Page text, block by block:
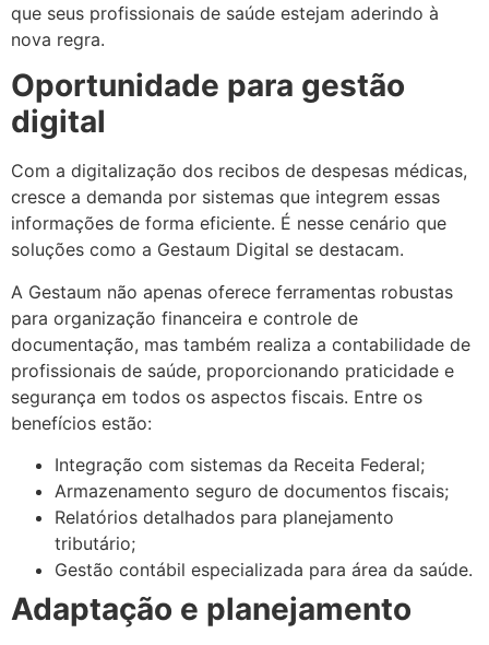
que seus profissionais de saúde estejam aderindo à
nova regra.
Oportunidade para gestão
digital
Com a digitalização dos recibos de despesas médicas,
cresce a demanda por sistemas que integrem essas
informações de forma eficiente. É nesse cenário que
soluções como a Gestaum Digital se destacam.
A Gestaum não apenas oferece ferramentas robustas
para organização financeira e controle de
documentação, mas também realiza a contabilidade de
profissionais de saúde, proporcionando praticidade e
segurança em todos os aspectos fiscais. Entre os
benefícios estão:
Integração com sistemas da Receita Federal;
Armazenamento seguro de documentos fiscais;
Relatórios detalhados para planejamento
tributário;
Gestão contábil especializada para área da saúde.
Adaptação e planejamento